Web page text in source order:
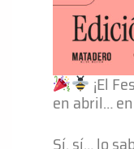
¡El
en abril… en